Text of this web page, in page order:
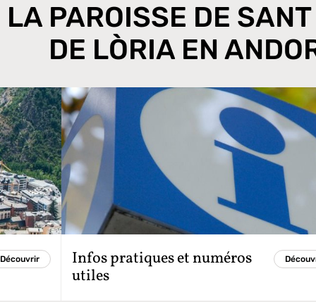
LA PAROISSE DE
DE LÒRIA EN
Découvrir
Infos pratiques et numéros
utiles